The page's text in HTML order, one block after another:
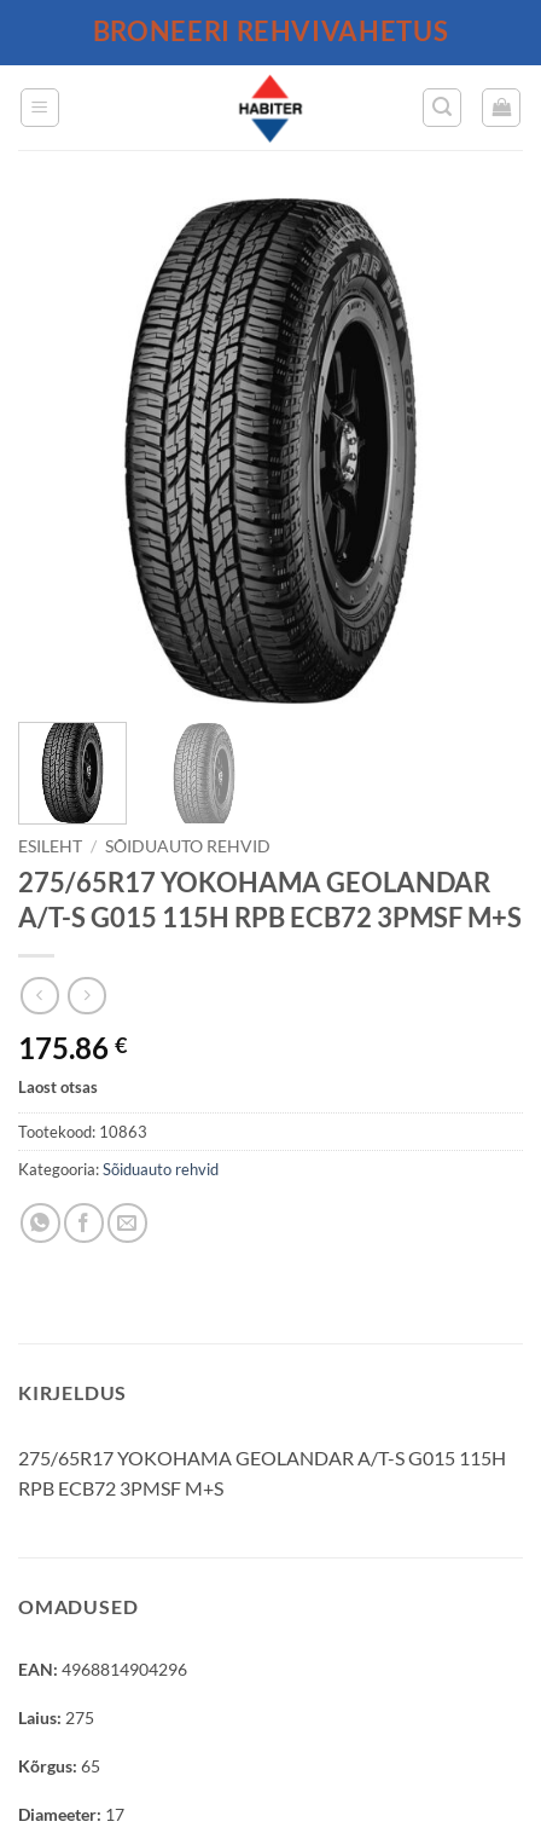
BRONEERI REHVIVAHETUS
ESILEHT / SÕIDUAUTO REHVID
275/65R17 YOKOHAMA GEOLANDAR
A/T-S G015 115H RPB ECB72 3PMSF M+S
175.86 €
Laost otsas
Tootekood: 10863
Kategooria:Sõiduauto rehvid
KIRJELDUS
275/65R17 YOKOHAMA GEOLANDAR A/T-S G015 115H
RPB ECB72 3PMSF M+S
OMADUSED
EAN: 4968814904296
Laius: 275
Kõrgus: 65
Diameeter: 17